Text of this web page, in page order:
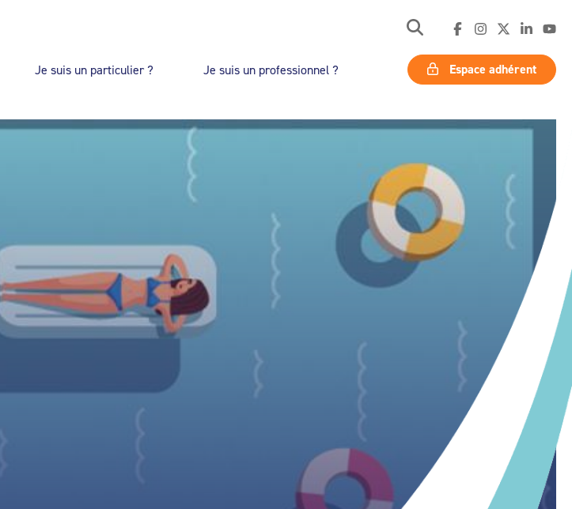
Je suis un particulier ? Je suis un professionnel ? Espace adhérent